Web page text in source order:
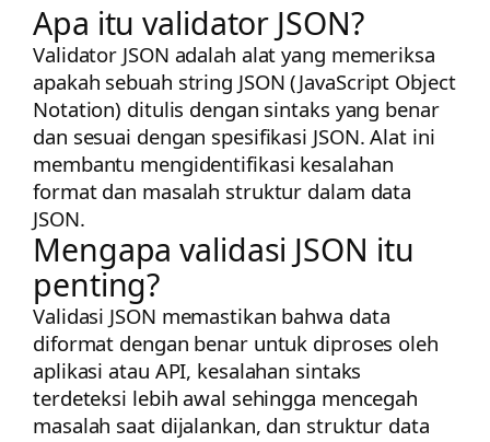
Apa itu validator JSON?
Validator JSON adalah alat yang memeriksa
apakah sebuah string JSON (JavaScript Object
Notation) ditulis dengan sintaks yang benar
dan sesuai dengan spesifikasi JSON. Alat ini
membantu mengidentifikasi kesalahan
format dan masalah struktur dalam data
JSON.
Mengapa validasi JSON itu
penting?
Validasi JSON memastikan bahwa data
diformat dengan benar untuk diproses oleh
aplikasi atau API, kesalahan sintaks
terdeteksi lebih awal sehingga mencegah
masalah saat dijalankan, dan struktur data